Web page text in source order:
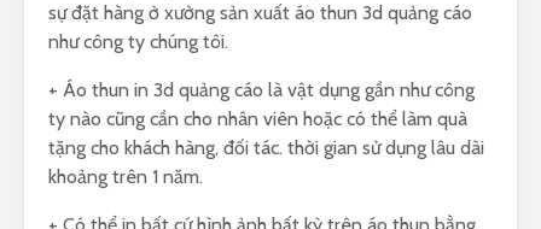
sự đặt hàng ở xưởng sản xuất áo thun 3d quảng cáo
như công ty chúng tôi.
+ Áo thun in 3d quảng cáo là vật dụng gần như công
ty nào cũng cần cho nhân viên hoặc có thể làm quà
tặng cho khách hàng, đối tác. thời gian sử dụng lâu dài
khoảng trên 1 năm.